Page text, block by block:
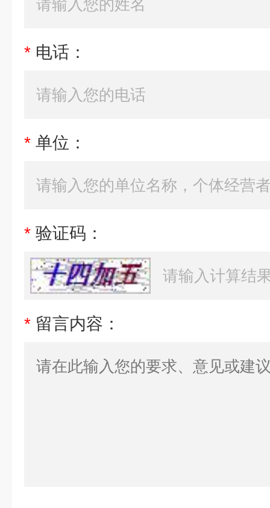
* 电话：
* 单位：
* 验证码：
* 留言内容：